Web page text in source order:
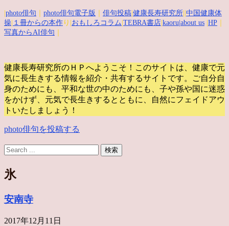
photo俳句 photo俳句電子版 俳句投稿 健康長寿研究所 中国健康体
操 １冊からの本作 り| おもしろコラム TEBRA書店 kaoru |about us HP
写真からAI俳句
健康長寿研究所のＨＰへようこそ！このサイトは、健康で元
気に長生きする情報を紹介・共有するサイトです。
ご自分自
身のためにも、平和な世の中のためにも、子や孫や国に迷惑
をかけず、元気で長生きするとともに、自然にフェイドアウ
トいたしましょう！
photo俳句を投稿する
氷
安南寺
2017年12月11日